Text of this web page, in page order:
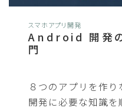
スマホアプリ開発
Android 開発
門
８つのアプリを作
開発に必要な知識を